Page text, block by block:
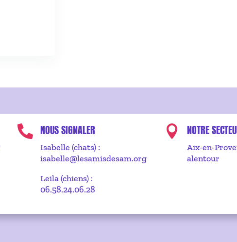
 NOUS SIGNALER
Isabelle (chats) :
isabelle@lesamisdesam.org
Leila (chiens) :
06.58.24.06.28
 NOTRE
Aix-en-
alentour